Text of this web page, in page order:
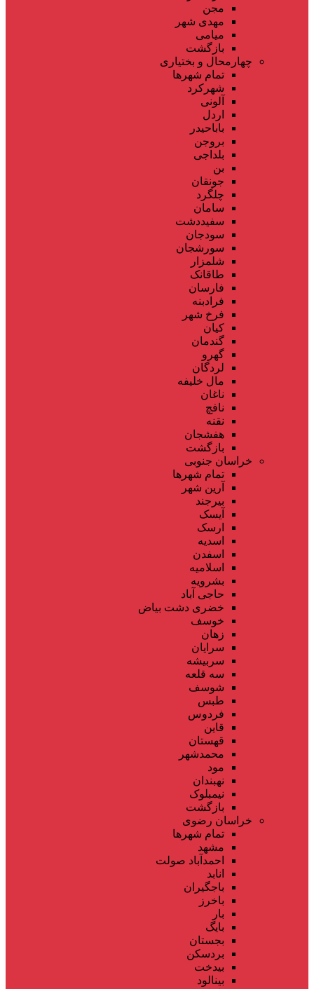
مجن
مهدی شهر
میامی
بازگشت
چهارمحال و بختیاری
تمام شهر‌ها
شهرکرد
آلونی
اردل
باباحیدر
بروجن
بلداجی
بن
جونقان
چلگرد
سامان
سفیددشت
سودجان
سورشجان
شلمزار
طاقانک
فارسان
فرادبنه
فرخ شهر
کیان
گندمان
گهرو
لردگان
مال خلیفه
ناغان
نافچ
نقنه
هفشجان
بازگشت
خراسان جنوبی
تمام شهر‌ها
آرین شهر
بیرجند
آیسک
ارسک
اسدیه
اسفدن
اسلامیه
بشرویه
حاجی آباد
خضری دشت بیاض
خوسف
زهان
سرایان
سربیشه
سه قلعه
شوسف
طبس
فردوس
قاین
قهستان
محمدشهر
مود
نهبندان
نیمبلوک
بازگشت
خراسان رضوی
تمام شهر‌ها
مشهد
احمدآباد صولت
انابد
باجگیران
باخرز
بار
بایگ
بجستان
بردسکن
بیدخت
بینالود